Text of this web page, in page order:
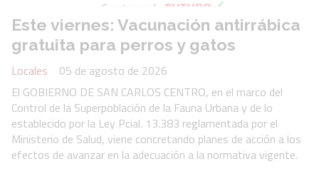
Este viernes: Vacunación antirrábica
gratuita para perros y gatos
Locales
05 de agosto de 2026
El GOBIERNO DE SAN CARLOS CENTRO, en el marco del
Control de la Superpoblación de la Fauna Urbana y de lo
establecido por la Ley Pcial. 13.383 reglamentada por el
Ministerio de Salud, viene concretando planes de acción a los
efectos de avanzar en la adecuación a la normativa vigente.